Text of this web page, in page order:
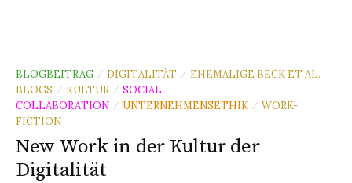
BLOGBEITRAG / DIGITALITÄT / EHEMALIGE BECK ET AL.
BLOGS
/ KULTUR / SOCIAL-
COLLABORATION / UNTERNEHMENSETHIK / WORK-
FICTION
New Work in der Kultur der
Digitalität